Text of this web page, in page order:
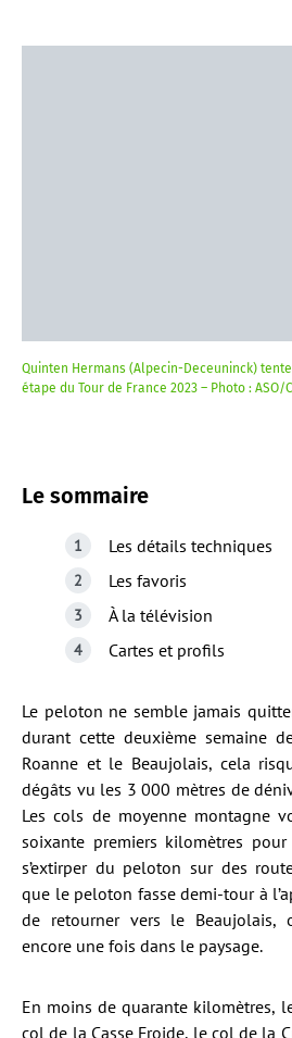
Quinten Hermans (Alpecin-Deceuninck)
étape du Tour de France 2023 – Photo : ASO/
Le sommaire
Les détails techniques
Les favoris
À la télévision
Cartes et profils
Le peloton ne semble jamais
durant cette deuxième semaine
Roanne et le Beaujolais, cela
dégâts vu les 3 000 mètres de
Les cols de moyenne montagne
soixante premiers kilomètres
s’extirper du peloton sur des
que le peloton fasse demi-tour à
de retourner vers le Beaujolais,
encore une fois dans le paysage.
En moins de quarante kilomètres,
col de la Casse Froide, le col de la